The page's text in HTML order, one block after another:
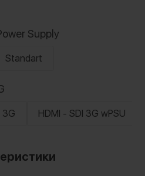
Supply
Standart
3G HDMI - SDI 3G wPSU